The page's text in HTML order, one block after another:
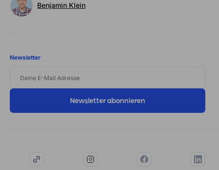
Benjamin Klein
Newsletter
ADRESSE